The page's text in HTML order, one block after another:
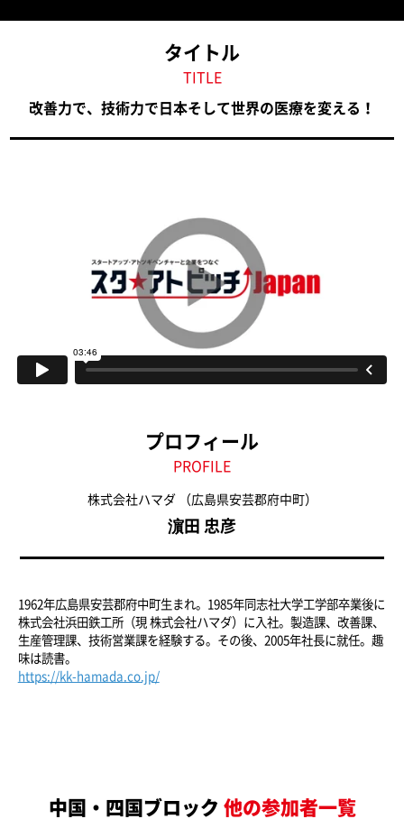
タイトル
TITLE
改善力で、技術力で日本そして世界の医療を変える！
プロフィール
PROFILE
株式会社ハマダ （広島県安芸郡府中町）
濵田 忠彦
1962年広島県安芸郡府中町生まれ。1985年同志社大学工学部卒業後に
株式会社浜田鉄工所（現 株式会社ハマダ）に入社。製造課、改善課、
生産管理課、技術営業課を経験する。その後、2005年社長に就任。趣
味は読書。
https://kk-hamada.co.jp/
中国・四国ブロック 他の参加者一覧